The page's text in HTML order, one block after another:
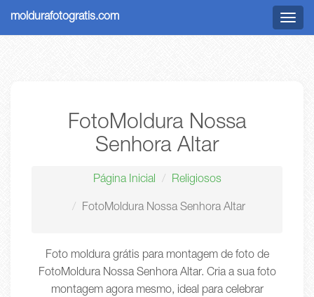
Menu
moldurafotogratis.com
FotoMoldura Nossa
Senhora Altar
Página Inicial Religiosos
FotoMoldura Nossa Senhora Altar
Foto moldura grátis para montagem de foto de
FotoMoldura Nossa Senhora Altar. Cria a sua foto
montagem agora mesmo, ideal para celebrar